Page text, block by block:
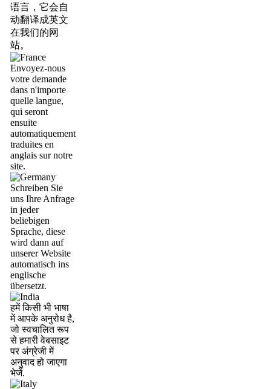
语言，它会自
动翻译成英文
在我们的网
站。
Envoyez-nous
votre demande
dans n'importe
quelle langue,
qui seront
ensuite
automatiquement
traduites en
anglais sur notre
site.
Schreiben Sie
uns Ihre Anfrage
in jeder
beliebigen
Sprache, diese
wird dann auf
unserer Website
automatisch ins
englische
übersetzt.
हमें किसी भी भाषा
में आपके अनुरोध है,
जो स्वचालित रूप
से हमारी वेबसाइट
पर अंग्रेजी में
अनुवाद हो जाएगा
भेजें.